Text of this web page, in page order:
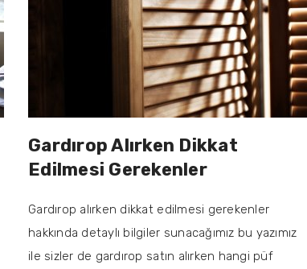
Gardırop Alırken Dikkat
Edilmesi Gerekenler
Gardırop alırken dikkat edilmesi gerekenler
hakkında detaylı bilgiler sunacağımız bu yazımız
ile sizler de gardırop satın alırken hangi püf